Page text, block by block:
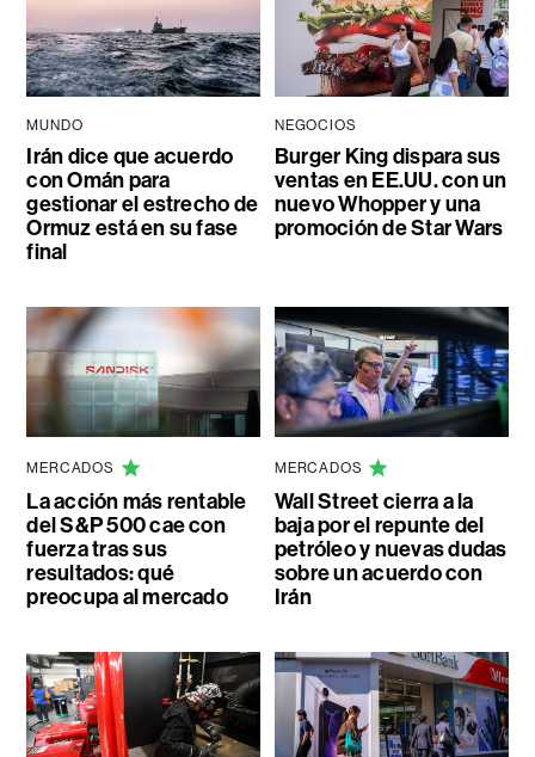
MUNDO
Irán dice que acuerdo
con Omán para
gestionar el estrecho de
Ormuz está en su fase
final
NEGOCIOS
Burger King dispara sus
ventas en EE.UU. con un
nuevo Whopper y una
promoción de Star Wars
MERCADOS
La acción más rentable
del S&P 500 cae con
fuerza tras sus
resultados: qué
preocupa al mercado
MERCADOS
Wall Street cierra a la
baja por el repunte del
petróleo y nuevas dudas
sobre un acuerdo con
Irán